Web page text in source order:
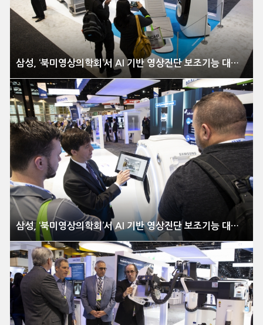
삼성, ‘북미영상의학회’서 AI 기반 영상진단 보조기능 대거 선보여
삼성, ‘북미영상의학회’서 AI 기반 영상진단 보조기능 대거 선보여